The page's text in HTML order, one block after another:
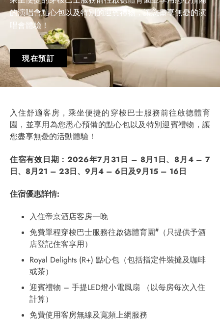
的演唱會點心包以及特別的迎賓禮物，讓您盡享無憂的演
唱會體驗！
現在預訂
入住舒適客房，乘坐便捷的穿梭巴士服務前往啟德體育
園，並享用為您悉心預備的點心包以及特別迎賓禮物，讓
您盡享無憂的活動體驗！
住宿有效日期：2026年7月31日 – 8月1日、8月4 – 7
日、8月21 – 23日、9月4 – 6日及9月15 – 16日
住宿優惠詳情:
入住帝京酒店客房一晚
免費單程穿梭巴士服務往啟德體育園 #
（只提供予酒
店登記住客享用）
Royal Delights (R+) 點心包（包括指定件裝撻及咖啡
或茶）
迎賓禮物 – 手提LED燈小電風扇 （以每房每次入住
計算）
免費使用客房無線及寬頻上網服務